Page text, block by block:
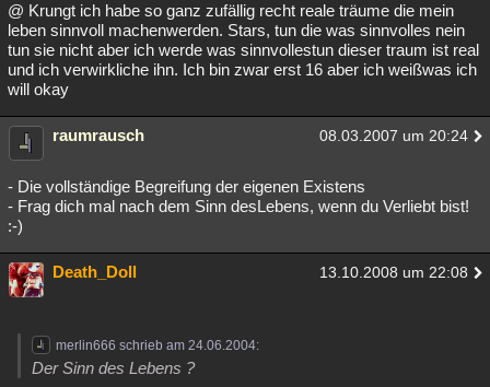
@ Krungt ich habe so ganz zufällig recht reale träume die mein
leben sinnvoll machenwerden. Stars, tun die was sinnvolles nein
tun sie nicht aber ich werde was sinnvollestun dieser traum ist real
und ich verwirkliche ihn. Ich bin zwar erst 16 aber ich weißwas ich
will okay
raumrausch 08.03.2007 um 20:24
- Die vollständige Begreifung der eigenen Existens
- Frag dich mal nach dem Sinn desLebens, wenn du Verliebt bist!
:-)
Death_Doll 13.10.2008 um 22:08
merlin666 schrieb am 24.06.2004:
Der Sinn des Lebens ?